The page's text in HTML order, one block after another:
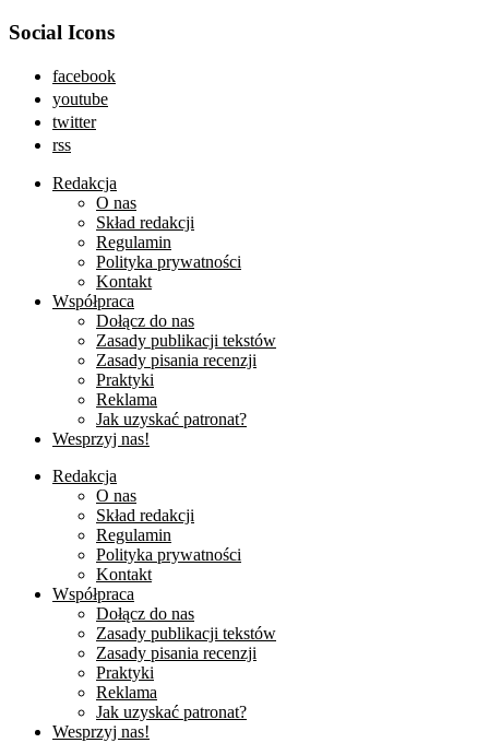
Social Icons
facebook
youtube
twitter
rss
Redakcja
O nas
Skład redakcji
Regulamin
Polityka prywatności
Kontakt
Współpraca
Dołącz do nas
Zasady publikacji tekstów
Zasady pisania recenzji
Praktyki
Reklama
Jak uzyskać patronat?
Wesprzyj nas!
Redakcja
O nas
Skład redakcji
Regulamin
Polityka prywatności
Kontakt
Współpraca
Dołącz do nas
Zasady publikacji tekstów
Zasady pisania recenzji
Praktyki
Reklama
Jak uzyskać patronat?
Wesprzyj nas!